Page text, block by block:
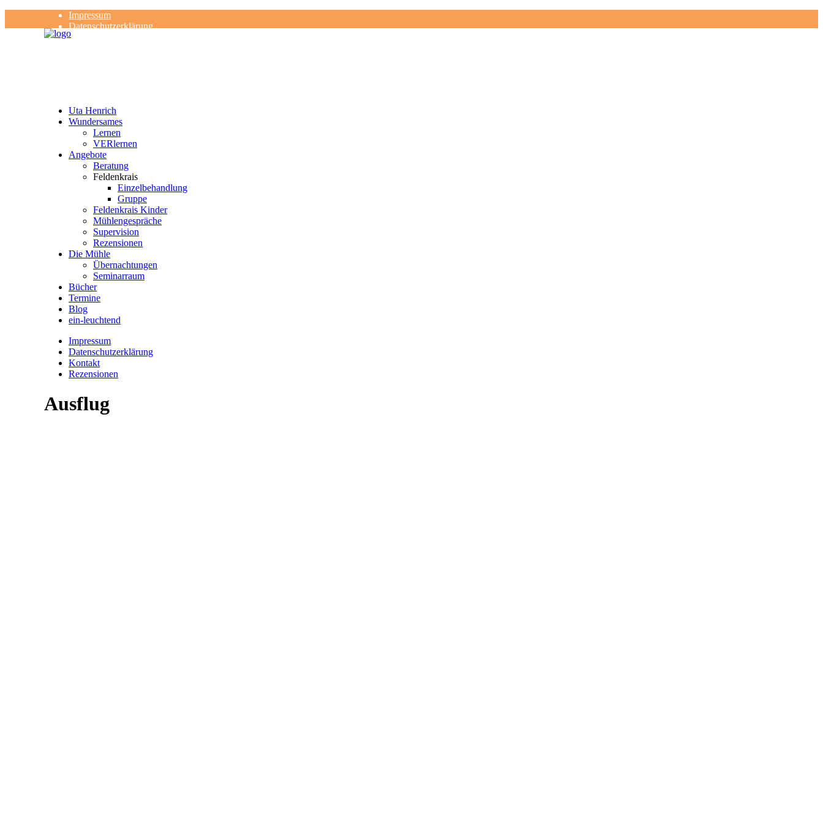
Impressum
Datenschutzerklärung
Kontakt
Uta Henrich
Wundersames
Lernen
VERlernen
Angebote
Beratung
Feldenkrais
Einzelbehandlung
Gruppe
Feldenkrais Kinder
Mühlengespräche
Supervision
Rezensionen
Die Mühle
Übernachtungen
Seminarraum
Bücher
Termine
Blog
ein-leuchtend
Impressum
Datenschutzerklärung
Kontakt
Rezensionen
Ausflug